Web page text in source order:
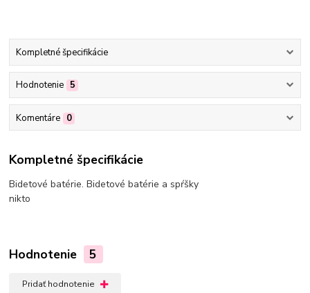
Kompletné špecifikácie
Hodnotenie 5
Komentáre 0
Kompletné špecifikácie
Bidetové batérie. Bidetové batérie a spŕšky
nikto
Hodnotenie 5
Pridať hodnotenie